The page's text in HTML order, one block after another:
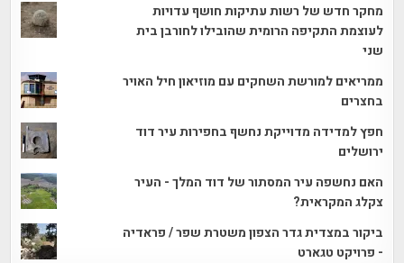
מחקר חדש של רשות עתיקות חושף עדויות
לעוצמת התקיפה הרומית שהובילו לחורבן בית
שני
ממריאים למורשת השחקים עם מוזיאון חיל האויר
בחצרים
חפץ למדידה מדוייקת נחשף בחפירות עיר דוד
ירושלים
האם נחשפה עיר המסתור של דוד המלך - העיר
צקלג המקראית?
ביקור במצדית גדר הצפון משטרת שפר / פראדיה
- פרויקט טגארט